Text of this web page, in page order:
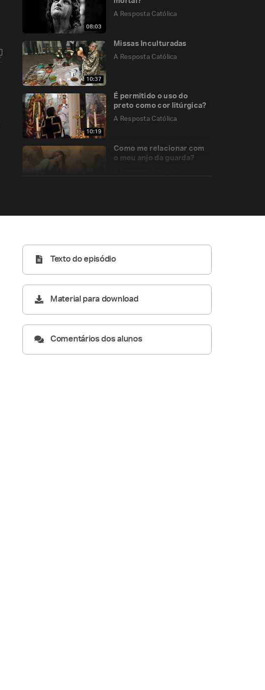
08:03
A Resposta Católica
10:37
Missas Inculturadas
A Resposta Católica
10:19
É permitido o uso do
preto como cor litúrgica?
A Resposta Católica
Como me relacionar com
o meu anjo da guarda?
Texto do episódio
Material para download
Comentários dos alunos